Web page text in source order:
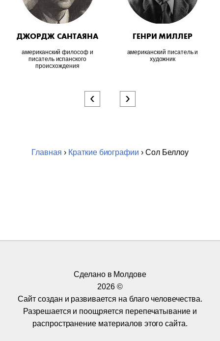
ДЖОРДЖ САНТАЯНА
американский философ и
писатель испанского
происхождения
ГЕНРИ МИЛЛЕР
американский писатель и
художник
‹ ›
Главная › Краткие биографии › Сол Беллоу
Сделано в Молдове
2026 ©
Сайт создан и развивается на благо человечества.
Разрешается и поощряется перепечатывание и
распространение материалов этого сайта.